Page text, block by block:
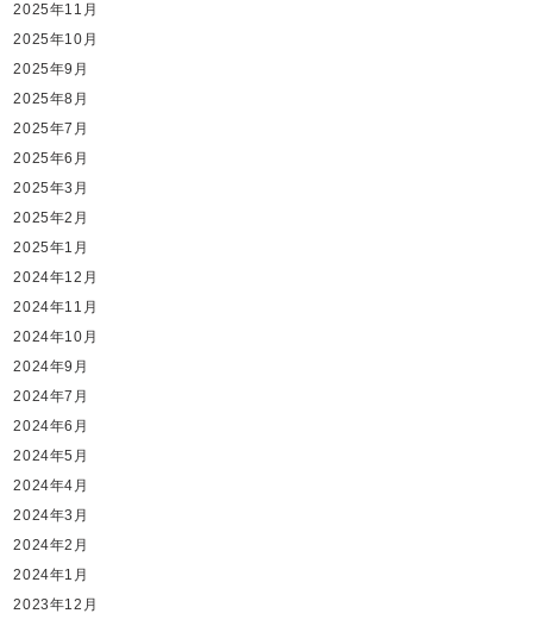
2025年11月
2025年10月
2025年9月
2025年8月
2025年7月
2025年6月
2025年3月
2025年2月
2025年1月
2024年12月
2024年11月
2024年10月
2024年9月
2024年7月
2024年6月
2024年5月
2024年4月
2024年3月
2024年2月
2024年1月
2023年12月